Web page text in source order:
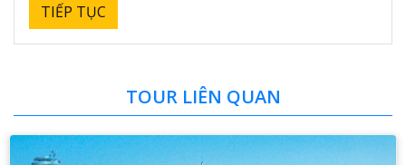
TIẾP TỤC
TOUR LIÊN QUAN